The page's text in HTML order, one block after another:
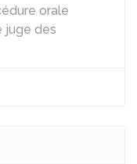
orale
juge des